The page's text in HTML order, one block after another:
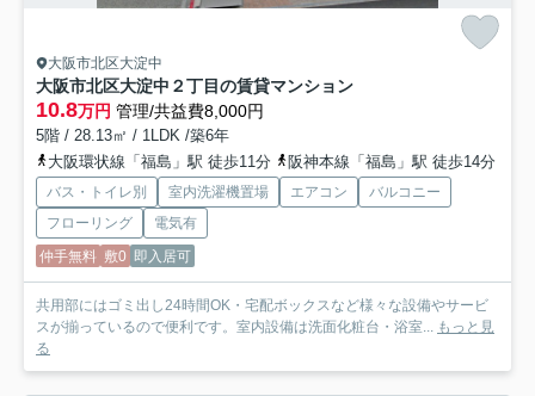
大阪市北区大淀中
大阪市北区大淀中２丁目の賃貸マンション
10.8万円 管理/共益費8,000円
5階 / 28.13㎡ / 1LDK /築6年
大阪環状線「福島」駅 徒歩11分
阪神本線「福島」駅 徒歩14分
バス・トイレ別 室内洗濯機置場 エアコン
バルコニー
フローリング
電気有
仲手無料 敷0 即入居可
共用部にはゴミ出し24時間OK・宅配ボックスなど様々な設備やサービ
スが揃っているので便利です。室内設備は洗面化粧台・浴室... もっと見
る